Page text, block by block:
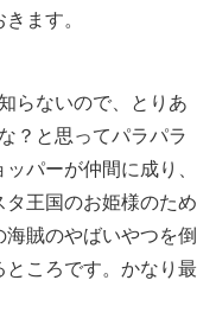
ます。
らないので、とりあ
？と思ってパラパラ
パーが仲間に成り、
王国のお姫様のため
賊のやばいやつを倒
ところです。かなり最